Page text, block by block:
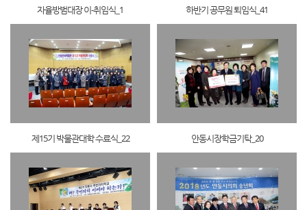
자율방범대장 이-취임식_1 하반기 공무원 퇴임식_41
제15기 박물관대학 수료식_22 안동시장학금기탁_20